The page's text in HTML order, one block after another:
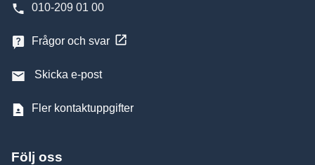
010-209 01 00
Frågor och svar
Skicka e-post
Fler kontaktuppgifter
Följ oss